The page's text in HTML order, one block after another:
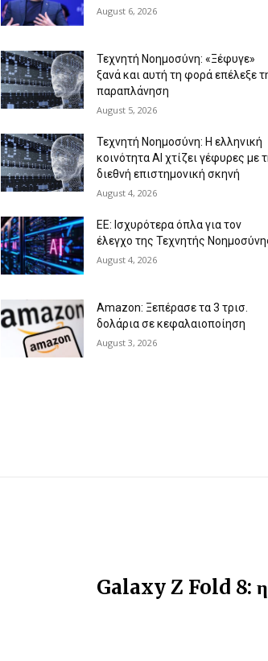
August 6, 2026
Τεχνητή Νοημοσύνη: «Ξέφυγε»
ξανά και αυτή τη φορά επέλεξε
παραπλάνηση
August 5, 2026
Τεχνητή Νοημοσύνη: Η ελληνική
κοινότητα AI χτίζει γέφυρες με
διεθνή επιστημονική σκηνή
August 4, 2026
ΕΕ: Ισχυρότερα όπλα για τον
έλεγχο της Τεχνητής
August 4, 2026
Amazon: Ξεπέρασε τα 3 τρισ.
δολάρια σε κεφαλαιοποίηση
August 3, 2026
Galaxy Z Fold 8: η